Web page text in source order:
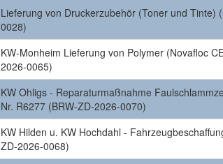
Lieferung von Druckerzubehör (Toner und Tinte)
0028)
KW-Monheim Lieferung von Polymer (Novafloc
2026-0065)
KW Ohligs - Reparaturmaßnahme
Nr. R6277 (BRW-ZD-2026-0070)
KW Hilden u. KW Hochdahl -
ZD-2026-0068)